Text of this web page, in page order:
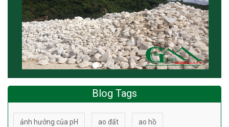
Blog Tags
ảnh hưởng của pH ao đất ao hồ